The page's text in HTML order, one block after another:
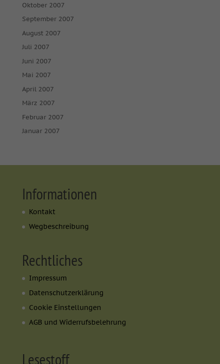
Oktober 2007
September 2007
August 2007
Juli 2007
Juni 2007
Mai 2007
April 2007
März 2007
Februar 2007
Januar 2007
Informationen
Kontakt
Wegbeschreibung
Rechtliches
Impressum
Datenschutzerklärung
Cookie Einstellungen
AGB und Widerrufsbelehrung
Lesestoff